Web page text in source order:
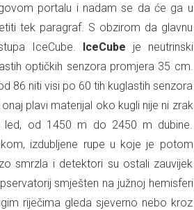
portalu i nadam se da će ga u
tek paragraf. S obzirom da glavnu
IceCube. IceCube je neutrinski
optičkih senzora promjera 35 cm.
86 niti visi po 60 tih kuglastih senzora
plavi materijal oko kugli nije ni zrak
led, od 1450 m do 2450 m dubine.
izdubljene rupe u koje je potom
smrzla i detektori su ostali zauvijek
smješten na južnoj hemisferi
riječima gleda sjeverno nebo kroz